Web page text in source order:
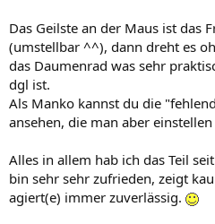
Das Geilste an der Maus ist das
(umstellbar ^^), dann dreht es
das Daumenrad was sehr
dgl ist.
Als Manko kannst du die
ansehen, die man aber
Alles in allem hab ich das Teil
bin sehr sehr zufrieden, zeigt
agiert(e) immer zuverlässig.